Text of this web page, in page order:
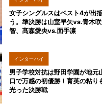
2025
女子シングルスはベスト4が出
う。準決勝は山室早矢vs.青木咲
智、髙森愛央vs.面手凛
インターハイ
2025
男子学校対抗は野田学園が地元
口で万感の初優勝！育英の粘り
光った決勝戦